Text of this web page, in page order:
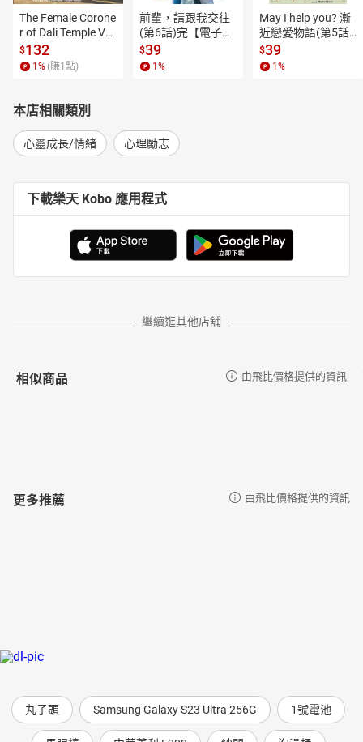
皆可立即啟動
★****每日一主題，配合簡單實踐，輕鬆顯化理想人生
►****豐盛不是一種目標，而是一種狀態
英國百萬暢銷作家吉兒．哈森指出，
只要三週，每天10分鐘，
從四個面向練習：感恩、價值觀、行動力、信任感，
你會慢慢發現，人生不是更豐盛了，而是你更能感受到豐盛的存
► 50****個豐盛練習 ×每天10分鐘，打開內在資源與外在機會
．感恩日記：每天寫下你真正感激的三件小事，提升滿足與吸引頻
．價值排序：釐清你在意的核心價值，讓你做選擇不再焦慮與迷惘
．時間回顧：盤點花費與精力流向，幫你把時間投資在真正重要的
．信念拆解：察覺你對金錢、成功、人際的限制性信念，轉化為支
力
豐盛從來不是量的問題，而是你是否願意相信：你值得。
The Female Corone
r of Dali Temple Vo
l.6【有聲書】
$132
1 % (賺1 點)
前輩，請跟我交往
(第6話)完【電子
書】
$39
1 %
May I help you? 漸
近戀愛物語(第5話)
【電子書】
$39
1 %
本店相關類別
心靈成長/情緒 心理勵志
下載樂天 Kobo 應用程式
繼續逛其他店舖
相似商品 由飛比價格提供的資訊
更多推薦 由飛比價格提供的資訊
丸子頭 Samsung Galaxy S23 Ultra 256G 1號電池